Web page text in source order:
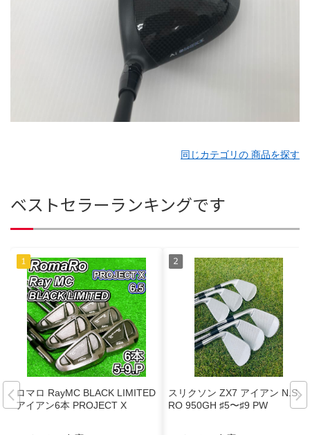
同じカテゴリの 商品を探す
ベストセラーランキングです
ロマロ RayMC BLACK LIMITED
アイアン6本 PROJECT X
スリクソン ZX7 アイアン N.S.P
RO 950GH ♯5〜♯9 PW